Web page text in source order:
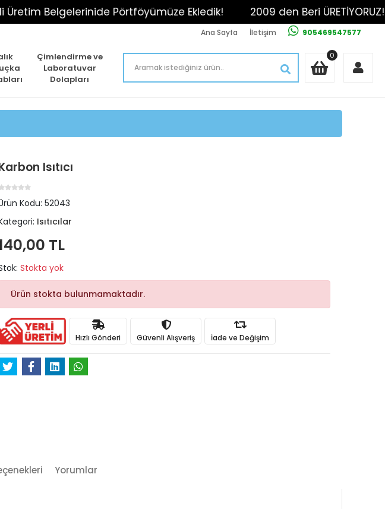
Belgelerinide Pörtföyümüze Ekledik! 2009 den Beri ÜRETİYORUZ!
Ana Sayfa İletişim 905469547577
Çimlendirme ve
Laboratuvar
Dolapları
0
Isıtıcı
Kodu: 52043
Isıtıcılar
TL
Stokta yok
Ürün stokta bulunmamaktadır.
Hızlı Gönderi Güvenli Alışveriş İade ve Değişim
Yorumlar